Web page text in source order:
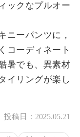
ックなプルオー
ニーパンツに，
コーディネート
暑でも、異素材
イリングが楽し
投稿日： 2025.05.21